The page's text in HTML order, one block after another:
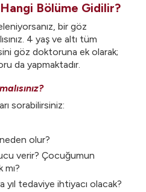
Bölüme Gidilir?
bir göz
4 yaş ve altı tüm
göz doktoruna ek olarak;
da yapmaktadır.
sorabilirsiniz:
olur?
verir? Çocuğumun
tedaviye ihtiyacı olacak?